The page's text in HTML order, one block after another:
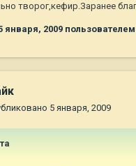
творог,кефир.Заранее
января, 2009
5 января, 2009